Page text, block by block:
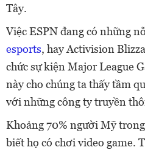
Tây.
Việc ESPN đang có những
esports, hay Activision
chức sự kiện Major League
này cho chúng ta thấy tầm
với những công ty truyền
Khoảng 70% người Mỹ
biết họ có chơi video game.